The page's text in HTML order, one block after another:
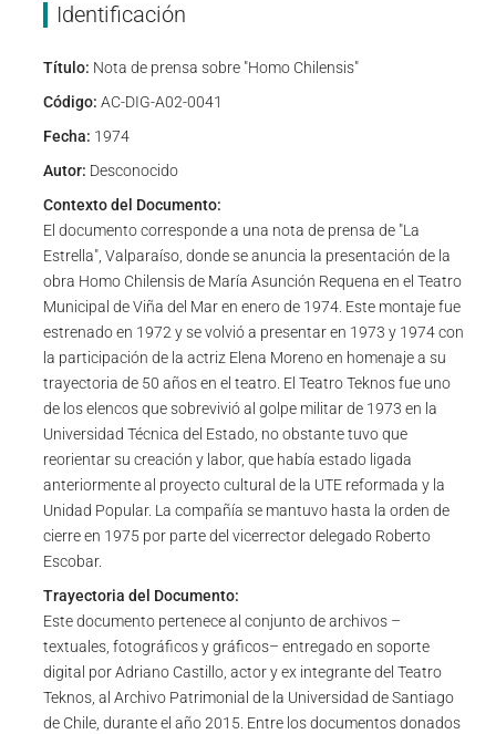
Identificación
Título: Nota de prensa sobre "Homo Chilensis"
Código: AC-DIG-A02-0041
Fecha: 1974
Autor: Desconocido
Contexto del Documento:
El documento corresponde a una nota de prensa de "La
Estrella", Valparaíso, donde se anuncia la presentación de la
obra Homo Chilensis de María Asunción Requena en el Teatro
Municipal de Viña del Mar en enero de 1974. Este montaje fue
estrenado en 1972 y se volvió a presentar en 1973 y 1974 con
la participación de la actriz Elena Moreno en homenaje a su
trayectoria de 50 años en el teatro. El Teatro Teknos fue uno
de los elencos que sobrevivió al golpe militar de 1973 en la
Universidad Técnica del Estado, no obstante tuvo que
reorientar su creación y labor, que había estado ligada
anteriormente al proyecto cultural de la UTE reformada y la
Unidad Popular. La compañía se mantuvo hasta la orden de
cierre en 1975 por parte del vicerrector delegado Roberto
Escobar.
Trayectoria del Documento:
Este documento pertenece al conjunto de archivos –
textuales, fotográficos y gráficos– entregado en soporte
digital por Adriano Castillo, actor y ex integrante del Teatro
Teknos, al Archivo Patrimonial de la Universidad de Santiago
de Chile, durante el año 2015. Entre los documentos donados